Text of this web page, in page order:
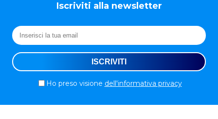
Iscriviti alla newsletter
Ho preso visione dell'informativa privacy